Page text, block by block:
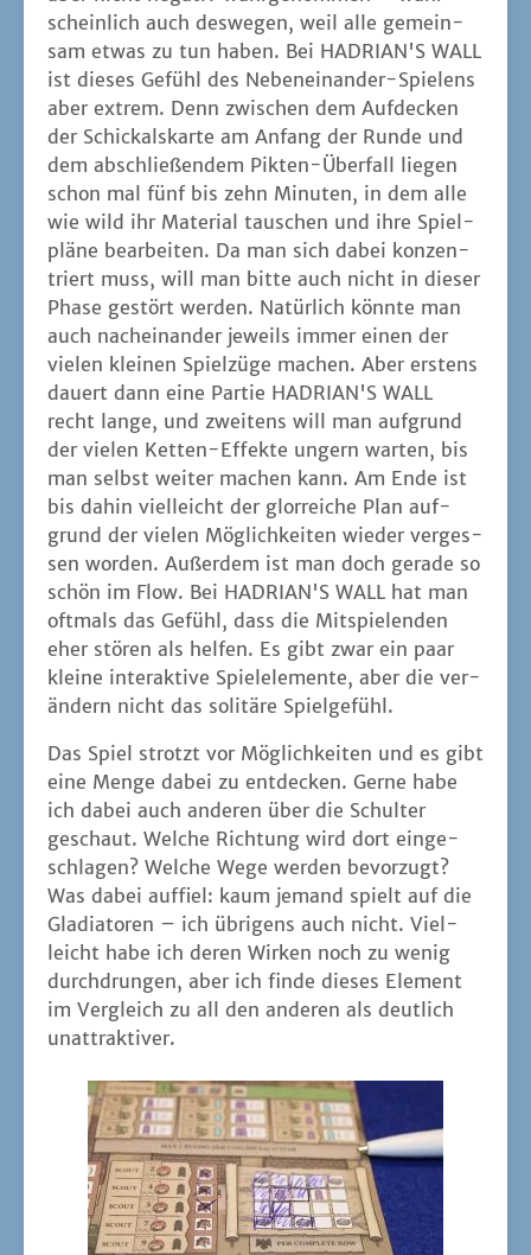
schein­lich auch des­we­gen, weil alle gemein­
sam etwas zu tun haben. Bei HADRIAN'S WALL
ist die­ses Gefühl des Neben­ein­an­der-Spie­lens
aber extrem. Denn zwi­schen dem Auf­de­cken
der Schick­als­kar­te am Anfang der Run­de und
dem abschlie­ßen­dem Pik­ten-Über­fall lie­gen
schon mal fünf bis zehn Minu­ten, in dem alle
wie wild ihr Mate­ri­al tau­schen und ihre Spiel­
plä­ne bear­bei­ten. Da man sich dabei kon­zen­
triert muss, will man bit­te auch nicht in die­ser
Pha­se gestört wer­den. Natür­lich könn­te man
auch nach­ein­an­der jeweils immer einen der
vie­len klei­nen Spiel­zü­ge machen. Aber ers­tens
dau­ert dann eine Par­tie HADRIAN'S WALL
recht lan­ge, und zwei­tens will man auf­grund
der vie­len Ket­ten-Effek­te ungern war­ten, bis
man selbst wei­ter machen kann. Am Ende ist
bis dahin viel­leicht der glor­rei­che Plan auf­
grund der vie­len Mög­lich­kei­ten wie­der ver­ges­
sen wor­den. Außer­dem ist man doch gera­de so
schön im Flow. Bei HADRIAN'S WALL hat man
oft­mals das Gefühl, dass die Mit­spie­len­den
eher stö­ren als hel­fen. Es gibt zwar ein paar
klei­ne inter­ak­ti­ve Spiel­ele­men­te, aber die ver­
än­dern nicht das soli­tä­re Spielgefühl.
Das Spiel strotzt vor Mög­lich­kei­ten und es gibt
eine Men­ge dabei zu ent­de­cken. Ger­ne habe
ich dabei auch ande­ren über die Schul­ter
geschaut. Wel­che Rich­tung wird dort ein­ge­
schla­gen? Wel­che Wege wer­den bevor­zugt?
Was dabei auf­fiel: kaum jemand spielt auf die
Gla­dia­to­ren – ich übri­gens auch nicht. Viel­
leicht habe ich deren Wir­ken noch zu wenig
durch­drun­gen, aber ich fin­de die­ses Ele­ment
im Ver­gleich zu all den ande­ren als deut­lich
unattraktiver.